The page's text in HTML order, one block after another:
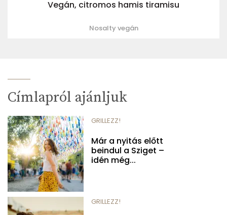
Vegán, citromos hamis tiramisu
Nosalty vegán
Címlapról ajánljuk
GRILLEZZ!
Már a nyitás előtt
beindul a Sziget –
idén még...
GRILLEZZ!